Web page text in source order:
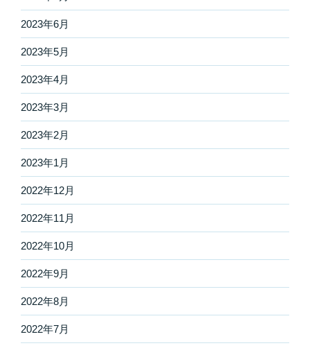
2023年6月
2023年5月
2023年4月
2023年3月
2023年2月
2023年1月
2022年12月
2022年11月
2022年10月
2022年9月
2022年8月
2022年7月